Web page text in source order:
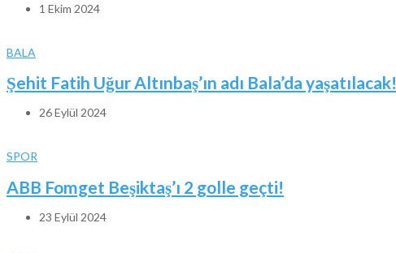
1 Ekim 2024
BALA
Şehit Fatih Uğur Altınbaş’ın adı Bala’da yaşatılacak!
26 Eylül 2024
SPOR
ABB Fomget Beşiktaş’ı 2 golle geçti!
23 Eylül 2024